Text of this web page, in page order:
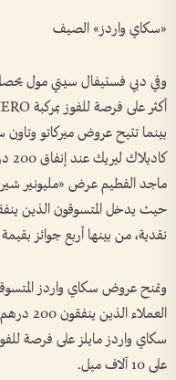
«سكاي واردز» الصيف
بينما تتيح عروض ميركاتو
نقدية، من بينها أربع جوائز بقيمة 100 ألف درهم لكل فائز.
وتمنح عروض سكاي واردز
على 10 آلاف ميل.